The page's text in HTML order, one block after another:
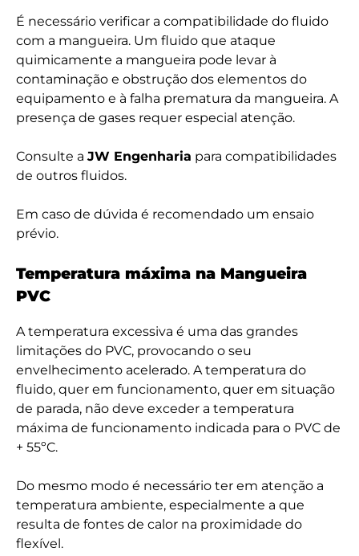
É necessário verificar a compatibilidade do fluido
com a mangueira. Um fluido que ataque
quimicamente a mangueira pode levar à
contaminação e obstrução dos elementos do
equipamento e à falha prematura da mangueira. A
presença de gases requer especial atenção.
Consulte a JW Engenharia para compatibilidades
de outros fluidos.
Em caso de dúvida é recomendado um ensaio
prévio.
Temperatura máxima na Mangueira
PVC
A temperatura excessiva é uma das grandes
limitações do PVC, provocando o seu
envelhecimento acelerado. A temperatura do
fluido, quer em funcionamento, quer em situação
de parada, não deve exceder a temperatura
máxima de funcionamento indicada para o PVC de
+ 55ºC.
Do mesmo modo é necessário ter em atenção a
temperatura ambiente, especialmente a que
resulta de fontes de calor na proximidade do
flexível.